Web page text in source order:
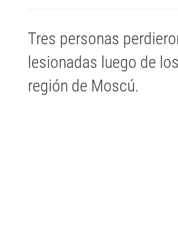
Tres personas
lesionadas luego de
región de Moscú.